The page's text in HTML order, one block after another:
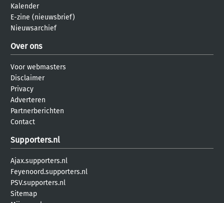
Kalender
E-zine (nieuwsbrief)
Nieuwsarchief
Over ons
Voor webmasters
Disclaimer
Privacy
Adverteren
Partnerberichten
Contact
Supporters.nl
Ajax.supporters.nl
Feyenoord.supporters.nl
PSV.supporters.nl
Sitemap